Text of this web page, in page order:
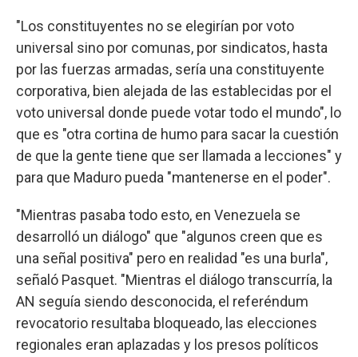
"Los constituyentes no se elegirían por voto
universal sino por comunas, por sindicatos, hasta
por las fuerzas armadas, sería una constituyente
corporativa, bien alejada de las establecidas por el
voto universal donde puede votar todo el mundo", lo
que es "otra cortina de humo para sacar la cuestión
de que la gente tiene que ser llamada a lecciones" y
para que Maduro pueda "mantenerse en el poder".
"Mientras pasaba todo esto, en Venezuela se
desarrolló un diálogo" que "algunos creen que es
una señal positiva" pero en realidad "es una burla",
señaló Pasquet. "Mientras el diálogo transcurría, la
AN seguía siendo desconocida, el referéndum
revocatorio resultaba bloqueado, las elecciones
regionales eran aplazadas y los presos políticos